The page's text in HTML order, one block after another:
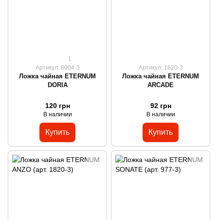
1
Артикул: 8004-3
Ложка чайная ETERNUM
DORIA
120 грн
В наличии
Купить
Артикул: 1620-3
Ложка чайная ETERNUM
ARCADE
92 грн
В наличии
Купить